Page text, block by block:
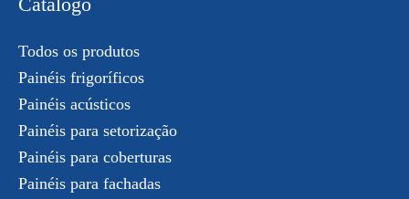
Todos os produtos
Painéis frigoríficos
Painéis acústicos
Painéis para setorização
Painéis para coberturas
Painéis para fachadas